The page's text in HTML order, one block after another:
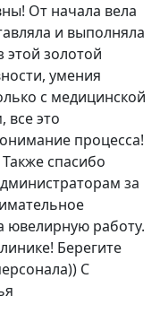
От начала вела
и выполняла
этой золотой
умения
с медицинской
все это
процесса!
спасибо
за
ювелирную работу.
Берегите
С